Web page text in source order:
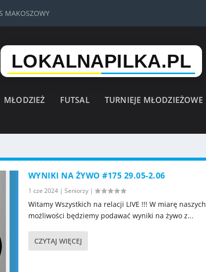
MAKOSZOWY
MŁODZIEŻ FUTSAL TURNIEJE MŁODZIEŻOWE
WYNIKI NA ŻYWO #175 29.05-2.06
1 cze 2024| Seniorzy|
Witamy Wszystkich na relacji LIVE !!! W miarę naszych
możliwości będziemy podawać wyniki na żywo z...
CZYTAJ WIĘCEJ